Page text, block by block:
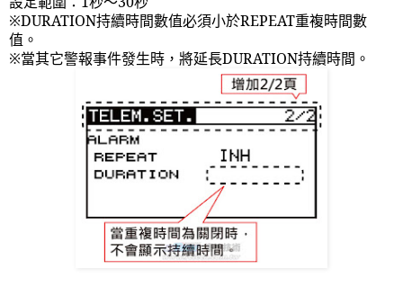
※DURATION持續時間數值必須小於REPEAT重複時間數
值。
※當其它警報事件發生時，將延長DURATION持續時間。